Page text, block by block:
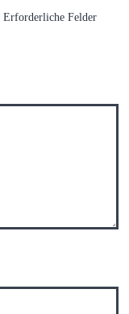
Erforderliche Felder